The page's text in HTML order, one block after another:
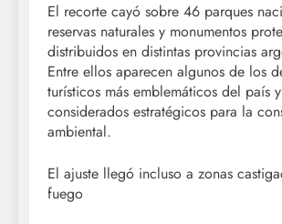
El recorte cayó sobre 46 parques
reservas naturales y monumentos
distribuidos en distintas provincias
Entre ellos aparecen algunos de los
turísticos más emblemáticos del país
considerados estratégicos para la
ambiental.
El ajuste llegó incluso a zonas
fuego